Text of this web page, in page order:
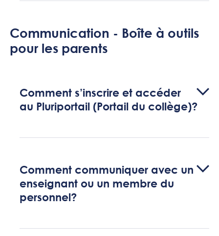
Communication - Boîte à outils
pour les parents
Comment s’inscrire et accéder
au Pluriportail (Portail du collège)?
Comment communiquer avec un
enseignant ou un membre du
personnel?